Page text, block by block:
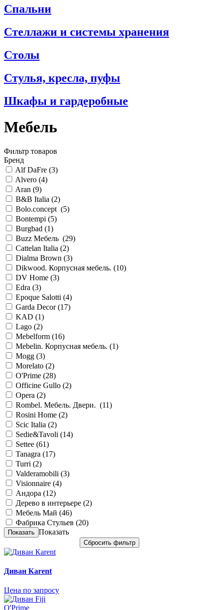
Спальни
Стеллажи и системы хранения
Столы
Стулья, кресла, пуфы
Шкафы и гардеробные
Мебель
Фильтр товаров
Бренд
Alf DaFre (3)
Alvero (4)
Aran (9)
B&B Italia (2)
Bolo.concept (5)
Bontempi (5)
Burgbad (1)
Buzz Мебель (29)
Cattelan Italia (2)
Dialma Brown (3)
Dikwood. Корпусная мебель. (10)
DV Home (3)
Edra (3)
Epoque Salotti (4)
Garda Decor (17)
KAD (1)
Lago (2)
Mebelform (16)
Mebelin. Корпусная мебель. (1)
Mogg (3)
Morelato (2)
O'Prime (28)
Officine Gullo (2)
Opera (2)
Rombel. Mебель. Двери. (11)
Rosini Home (2)
Scic Italia (2)
Sedie&Tavoli (14)
Settee (61)
Tanagra (17)
Turri (2)
Valderamobili (3)
Visionnaire (4)
Андора (12)
Дерево в интерьере (2)
Мебель Май (46)
Фабрика Стульев (20)
Показать
Диван Кarent
Цена по запросу
O'Prime